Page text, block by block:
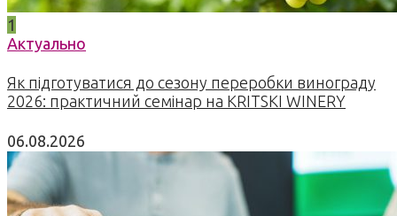
1
Актуально
Як підготуватися до сезону переробки винограду
2026: практичний семінар на KRITSKI WINERY
06.08.2026